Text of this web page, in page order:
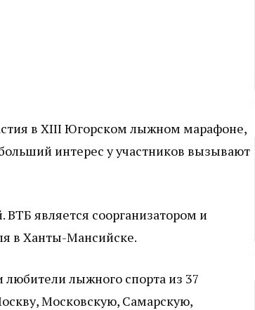
в XIII Югорском лыжном марафоне,
интерес у участников вызывают
является соорганизатором и
в Ханты-Мансийске.
любители лыжного спорта из 37
Московскую, Самарскую,